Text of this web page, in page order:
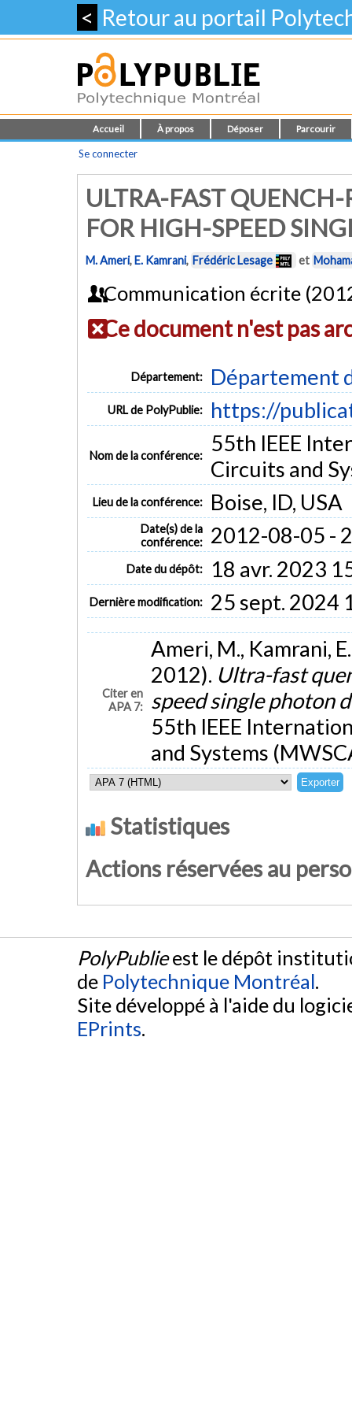
< Retour au portail
Accueil À propos Déposer Parcourir
Se connecter
ULTRA-FAST
FOR HIGH-SPEED
M. Ameri,E. Kamrani, Frédéric Lesage et
Communication écrite
Ce document n'est pas
Département: Département
URL de PolyPublie: https://
Nom de la conférence:
55th IEEE
Circuits and
Lieu de la conférence: Boise, ID, USA
Date(s) de la
conférence:
2012-08-05 -
Date du dépôt: 18 avr. 2023
Dernière modification: 25 sept. 2024
Citer en
APA 7:
Ameri, M., Kamrani,
2012). Ultra-fast
speed single photon
55th IEEE
and Systems
Statistiques
Actions réservées au
PolyPublieest le dépôt
de Polytechnique Montréal.
Site développé à l'aide du
EPrints.